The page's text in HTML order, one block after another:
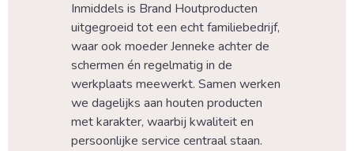
Inmiddels is Brand Houtproducten
uitgegroeid tot een echt familiebedrijf,
waar ook moeder Jenneke achter de
schermen én regelmatig in de
werkplaats meewerkt. Samen werken
we dagelijks aan houten producten
met karakter, waarbij kwaliteit en
persoonlijke service centraal staan.